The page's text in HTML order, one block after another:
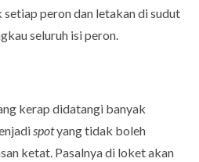
peron dan letakan di sudut
seluruh isi peron.
kerap didatangi banyak
spotyang tidak boleh
ketat. Pasalnya di loket akan